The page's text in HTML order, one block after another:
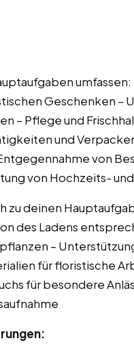
Geschenken –
– Pflege und
und
von
von Hochzeits-
zu deinen
des Ladens
–
für floristische
für besondere